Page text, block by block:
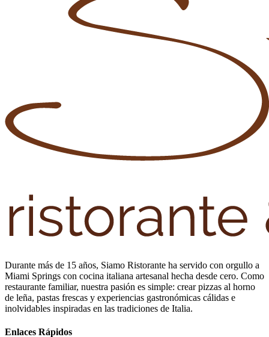
Durante más de 15 años, Siamo Ristorante ha servido con orgullo a
Miami Springs con cocina italiana artesanal hecha desde cero. Como
restaurante familiar, nuestra pasión es simple: crear pizzas al horno
de leña, pastas frescas y experiencias gastronómicas cálidas e
inolvidables inspiradas en las tradiciones de Italia.
Enlaces Rápidos